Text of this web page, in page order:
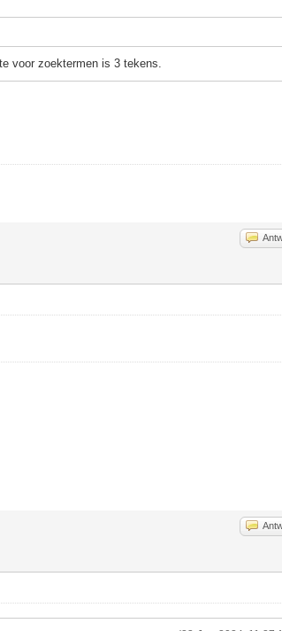
voor zoektermen is 3 tekens.